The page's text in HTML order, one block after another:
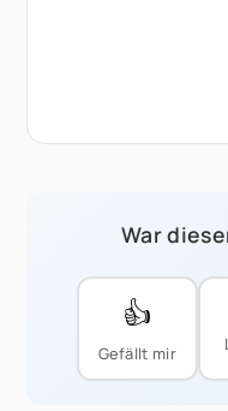
War
👍
Gefällt mir